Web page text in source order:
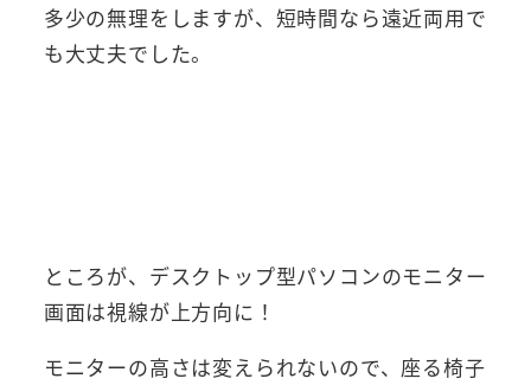
多少の無理をしますが、短時間なら遠近両用で
も大丈夫でした。
ところが、デスクトップ型パソコンのモニター
画面は視線が上方向に！
モニターの高さは変えられないので、座る椅子